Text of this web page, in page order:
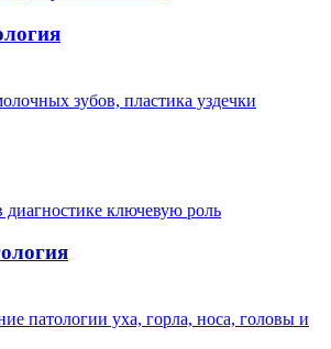
зубов, пластика уздечки
диагностике ключевую роль
патологии уха, горла, носа, головы и